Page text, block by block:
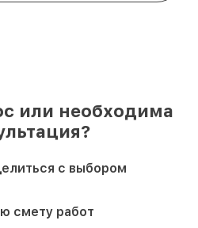
или необходима
с выбором
смету работ